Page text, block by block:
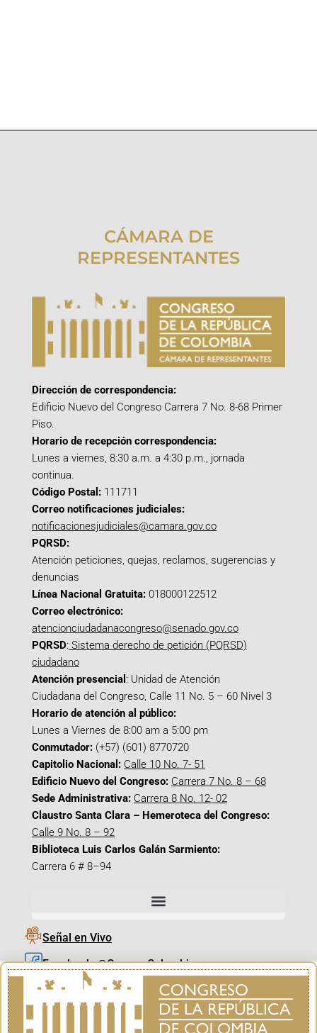
CÁMARA DE
REPRESENTANTES
Dirección de correspondencia:
Edificio Nuevo del Congreso Carrera 7 No. 8-68 Primer
Piso.
Horario de recepción correspondencia:
Lunes a viernes, 8:30 a.m. a 4:30 p.m., jornada
continua.
Código Postal: 111711
Correo notificaciones judiciales:
notificacionesjudiciales@camara.gov.co
PQRSD:
Atención peticiones, quejas, reclamos, sugerencias y
denuncias
Línea Nacional Gratuita: 018000122512
Correo electrónico:
atencionciudadanacongreso@senado.gov.co
PQRSD: Sistema derecho de petición (PQRSD)
ciudadano
Atención presencial : Unidad de Atención
Ciudadana del Congreso, Calle 11 No. 5 – 60 Nivel 3
Horario de atención al público:
Lunes a Viernes de 8:00 am a 5:00 pm
Conmutador: (+57) (601) 8770720
Capitolio Nacional: Calle 10 No. 7- 51
Edificio Nuevo del Congreso: Carrera 7 No. 8 – 68
Sede Administrativa: Carrera 8 No. 12- 02
Claustro Santa Clara – Hemeroteca del Congreso:
Calle 9 No. 8 – 92
Biblioteca Luis Carlos Galán Sarmiento:
Carrera 6 # 8–94
Señal en Vivo
Facebook_@CamaraColombia
Instagram_@CamaraColombia
X_@CamaraColombia